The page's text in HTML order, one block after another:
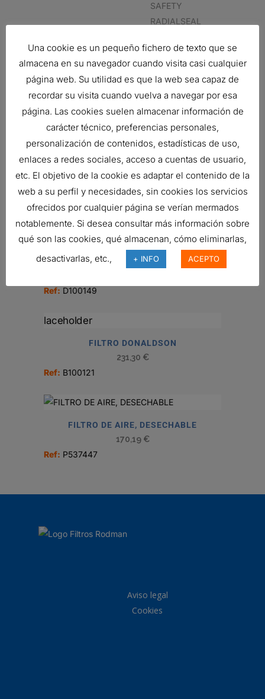
SAFETY
RADIALSEAL
KUBOTA 6687263
AIR FILTER,
SAFETY
RADIALSEAL
Related products
FILTRO DE AIRE, PRIMARIO
DURALITE
62,85€
Ref:C085002
FILTRO DE AIRE, PSD POWERCORE
Ref: D100149
FILTRO DONALDSON
231,30 €
Ref: B100121
FILTRO DE AIRE, DESECHABLE
170,19 €
Ref: P537447
Aviso legal
Cookies
Una cookie es un pequeño fichero de texto que se
almacena en su navegador cuando visita casi cualquier
página web. Su utilidad es que la web sea capaz de
recordar su visita cuando vuelva a navegar por esa
página. Las cookies suelen almacenar información de
carácter técnico, preferencias personales,
personalización de contenidos, estadísticas de uso,
enlaces a redes sociales, acceso a cuentas de usuario,
etc. El objetivo de la cookie es adaptar el contenido de la
web a su perfil y necesidades, sin cookies los servicios
ofrecidos por cualquier página se verían mermados
notablemente. Si desea consultar más información sobre
qué son las cookies, qué almacenan, cómo eliminarlas,
desactivarlas, etc.,
+ INFO ACEPTO